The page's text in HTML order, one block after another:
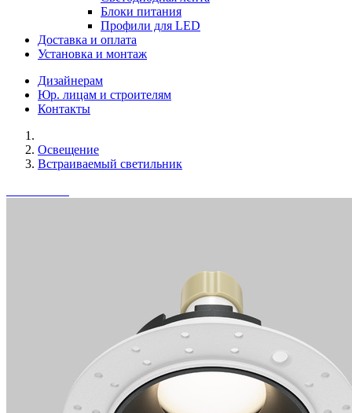
Блоки питания
Профили для LED
Доставка и оплата
Установка и монтаж
Дизайнерам
Юр. лицам и строителям
Контакты
Освещение
Встраиваемый светильник